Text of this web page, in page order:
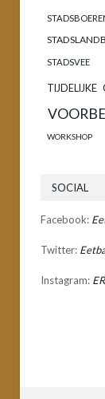
STADSVEE
TIJDELIJKE
WORKSHOP
SOCIAL
Facebook:
Twitter:
Instagram: